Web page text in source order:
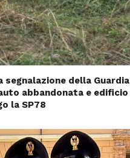
segnalazione della Guardia
abbandonata e edificio
la SP78